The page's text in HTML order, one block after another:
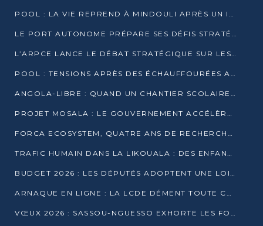
POOL : LA VIE REPREND À MINDOULI APRÈS UN INCIDENT ARMÉ SUR LA RN1
LE PORT AUTONOME PRÉPARE SES DÉFIS STRATÉGIQUES DE 2026
L’ARPCE LANCE LE DÉBAT STRATÉGIQUE SUR LES DONNÉES, L’IA ET LA FINANCE NUMÉRIQUE AU CONGO
POOL : TENSIONS APRÈS DES ÉCHAUFFOURÉES ARMÉES ENTRE DGSP ET EX-MILICIENS NINJA
ANGOLA-LIBRE : QUAND UN CHANTIER SCOLAIRE DEVIENT LE MIROIR D’UN CONGO EN MOUVEMENT
PROJET MOSALA : LE GOUVERNEMENT ACCÉLÈRE L’INSERTION DES JEUNES EN 2026
FORCA ECOSYSTEM, QUATRE ANS DE RECHERCHE DE TERRAIN AVANT UN LANCEMENT OFFICIEL EN 2026
TRAFIC HUMAIN DANS LA LIKOUALA : DES ENFANTS AUTOCHTONES RÉDUITS AU TRAVAIL FORCÉ
BUDGET 2026 : LES DÉPUTÉS ADOPTENT UNE LOI DES FINANCES DE PLUS DE 2500 MILLIARDS FCFA
ARNAQUE EN LIGNE : LA LCDE DÉMENT TOUTE CAMPAGNE DE RECRUTEMENT
VŒUX 2026 : SASSOU-NGUESSO EXHORTE LES FORCES VIVES À RENFORCER L’UNITÉ